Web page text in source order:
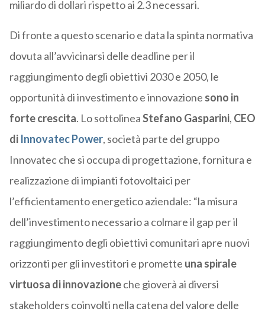
miliardo di dollari rispetto ai 2.3 necessari.
Di fronte a questo scenario e data la spinta normativa
dovuta all’avvicinarsi delle deadline per il
raggiungimento degli obiettivi 2030 e 2050, le
opportunità di investimento e innovazione sono in
forte crescita. Lo sottolineaStefano Gasparini, CEO
di Innovatec Power, società parte del gruppo
Innovatec che si occupa di progettazione, fornitura e
realizzazione di impianti fotovoltaici per
l’efficientamento energetico aziendale: “la misura
dell’investimento necessario a colmare il gap per il
raggiungimento degli obiettivi comunitari apre nuovi
orizzonti per gli investitori e promette una spirale
virtuosa di innovazioneche gioverà ai diversi
stakeholders coinvolti nella catena del valore delle